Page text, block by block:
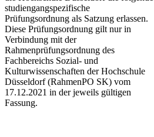
studiengangspezifische
Prüfungsordnung als Satzung erlassen.
Diese Prüfungsordnung gilt nur in
Verbindung mit der
Rahmenprüfungsordnung des
Fachbereichs Sozial- und
Kulturwissenschaften der Hochschule
Düsseldorf (RahmenPO SK) vom
17.12.2021 in der jeweils gültigen
Fassung.